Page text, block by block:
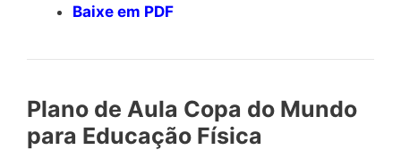
Baixe em PDF
Plano de Aula Copa do Mundo
para Educação Física